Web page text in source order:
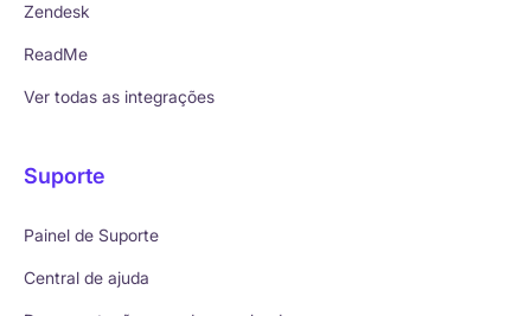
Zendesk
ReadMe
Ver todas as integrações
Suporte
Painel de Suporte
Central de ajuda